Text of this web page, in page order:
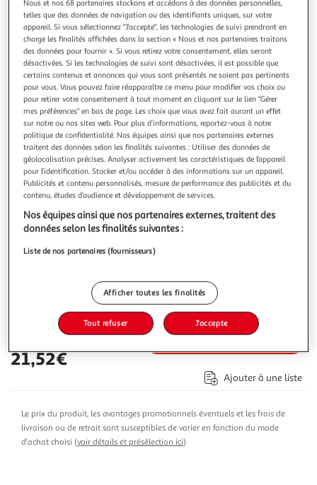
précédente
suivante
LILLIPUTIENS
Chaperon rouge - Marionnettes a doigts
Grâce à ces quatre marionnettes à doigts à l'effigie des
personnages du conte : Le petit chaperon rouge, la grand-
mère, le chasseur et le grand méchant-loup, vous pourrez
transmettre cette célèbre histoire à vos enfants. A leur tour
ensuite de reproduire ou d'imaginer une nouvelle fin au
conte, quan
En savoir +
Vendu par Multishop
Retrait dès 1/2 semaines
2,00€
Plus d'options
Vendu parMultishop
Livraison dès 2/3 jours
Plus d'options
Vendu par1001Jouets
21,52€
Ajouter à une liste
Le prix du produit, les avantages promotionnels éventuels et les frais de
livraison ou de retrait sont susceptibles de varier en fonction du mode
d'achat choisi (voir détails et présélection ici)
Nous et nos 68 partenaires stockons et accédons à des données personnelles,
telles que des données de navigation ou des identifiants uniques, sur votre
appareil. Si vous sélectionnez "J'accepte", les technologies de suivi prendront en
charge les finalités affichées dans la section « Nous et nos partenaires traitons
des données pour fournir ». Si vous retirez votre consentement, elles seront
désactivées. Si les technologies de suivi sont désactivées, il est possible que
certains contenus et annonces qui vous sont présentés ne soient pas pertinents
pour vous. Vous pouvez faire réapparaître ce menu pour modifier vos choix ou
pour retirer votre consentement à tout moment en cliquant sur le lien "Gérer
mes préférences" en bas de page. Les choix que vous avez fait auront un effet
sur notre ou nos sites web. Pour plus d’informations, reportez-vous à notre
politique de confidentialité. Nos équipes ainsi que nos partenaires externes
traitent des données selon les finalités suivantes : Utiliser des données de
géolocalisation précises. Analyser activement les caractéristiques de l’appareil
pour l’identification. Stocker et/ou accéder à des informations sur un appareil.
Publicités et contenu personnalisés, mesure de performance des publicités et du
contenu, études d’audience et développement de services.
Nos équipes ainsi que nos partenaires externes, traitent des
données selon les finalités suivantes :
Liste de nos partenaires (fournisseurs)
Afficher toutes les finalités
Tout refuser J'accepte